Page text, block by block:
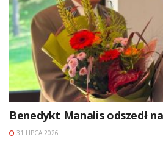
Benedykt Manalis odszedł
31 LIPCA 2026